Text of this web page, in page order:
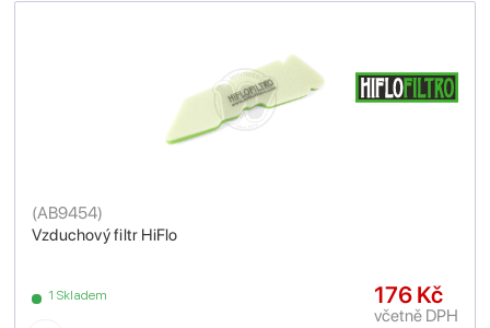
Vzduchový filtr HiFlo
(AB9454)
1 Skladem 176 Kč
včetně DPH